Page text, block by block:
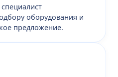
оборудования и
предложение.